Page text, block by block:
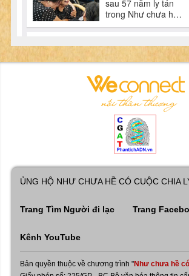
ỦNG HỘ NHƯ CHƯA HỀ CÓ CUỘC CHIA
Trang Tìm Người đi lạc Trang
Kênh YouTube
Bản quyền thuộc về chương trình "Như chưa hề